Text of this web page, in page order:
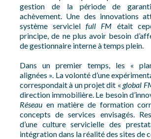
gestion de la période de
achèvement. Une des innovations
système servicielfull FM était
principe, de ne plus avoir besoin
de gestionnaire interne à temps plein.
Dans un premier temps, les «
alignées ». La volonté d’une
correspondait à un projet dit «global
direction immobilière. Le besoin
Réseau en matière de formation
concepts de services envisagés.
d’une culture servicielle des
intégration dans la réalité des sites de